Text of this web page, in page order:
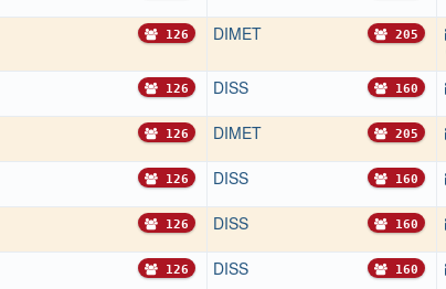
126 DIMET 205
126 DISS 160
126 DIMET 205
126 DISS 160
126 DISS 160
126 DISS 160